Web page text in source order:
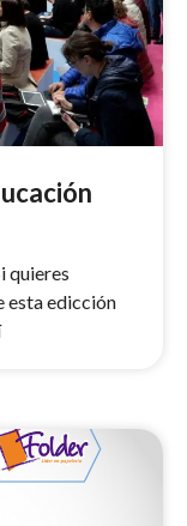
quieres
esta edicción